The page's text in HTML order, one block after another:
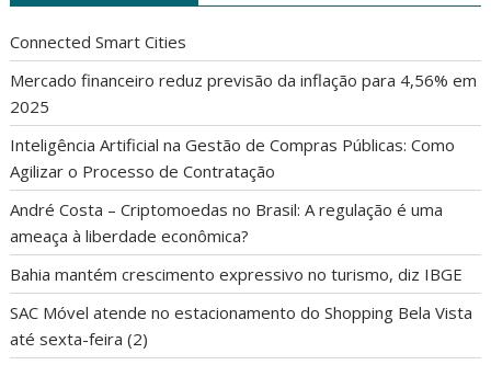
Connected Smart Cities
Mercado financeiro reduz previsão da inflação para 4,56% em
2025
Inteligência Artificial na Gestão de Compras Públicas: Como
Agilizar o Processo de Contratação
André Costa – Criptomoedas no Brasil: A regulação é uma
ameaça à liberdade econômica?
Bahia mantém crescimento expressivo no turismo, diz IBGE
SAC Móvel atende no estacionamento do Shopping Bela Vista
até sexta-feira (2)